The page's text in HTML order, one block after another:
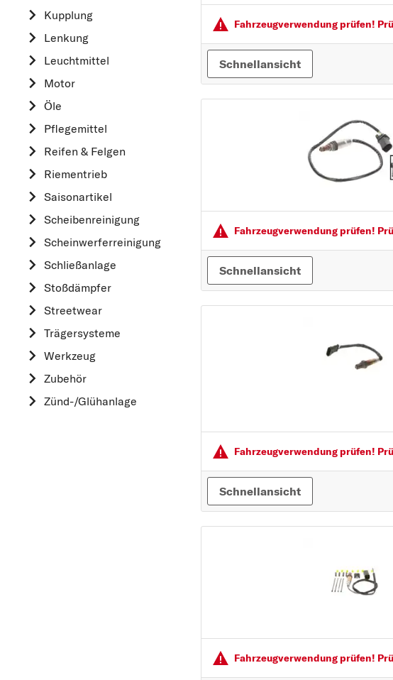
Kupplung
Lenkung
Leuchtmittel
Motor
Öle
Pflegemittel
Reifen & Felgen
Riementrieb
Saisonartikel
Scheibenreinigung
Scheinwerferreinigung
Schließanlage
Stoßdämpfer
Streetwear
Trägersysteme
Werkzeug
Zubehör
Zünd-/Glühanlage
CHEVROLET
CITROËN
D
DACIA
H
HONDA
HYUNDAI
K
MITSUBISHI
N
NISSAN
O
S
GT
M
S
Fahrzeugver­wendung prüfen!
Schnellansicht
Fahrzeugver­wendung prüfen!
Schnellansicht
Fahrzeugver­wendung prüfen!
Schnellansicht
Fahrzeugver­wendung prüfen!